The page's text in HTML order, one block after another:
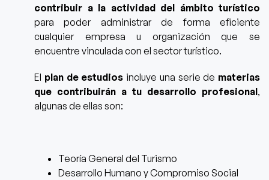
contribuir a la actividad del ámbito turístico
para poder administrar de forma eficiente
cualquier empresa u organización que se
encuentre vinculada con el sector turístico.
El plan de estudios incluye una serie de materias
que contribuirán a tu desarrollo profesional,
algunas de ellas son:
Teoría General del Turismo
Desarrollo Humano y Compromiso Social